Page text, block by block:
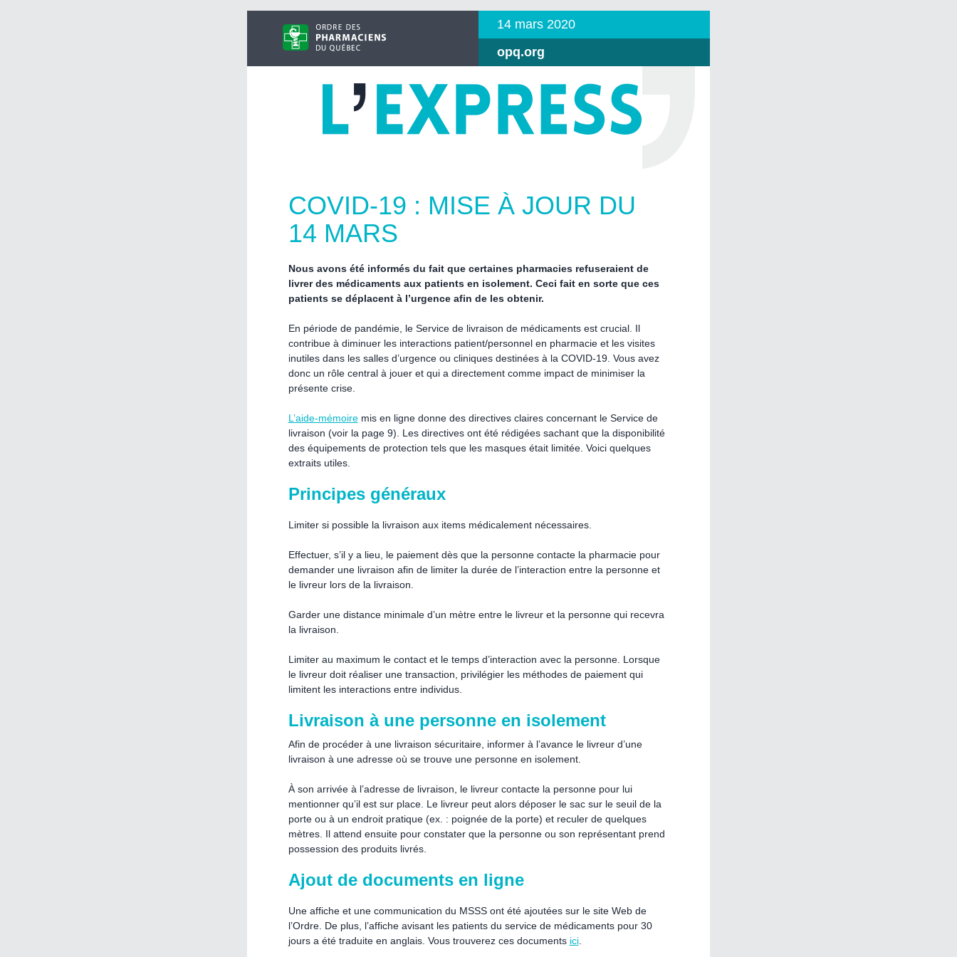
14 mars 2020
opq.org
COVID-19 : MISE À JOUR DU
14 MARS
Nous avons été informés du fait que certaines pharmacies refuseraient de
livrer des médicaments aux patients en isolement. Ceci fait en sorte que ces
patients se déplacent à l’urgence afin de les obtenir.
En période de pandémie, le Service de livraison de médicaments est crucial. Il
contribue à diminuer les interactions patient/personnel en pharmacie et les visites
inutiles dans les salles d’urgence ou cliniques destinées à la COVID-19. Vous avez
donc un rôle central à jouer et qui a directement comme impact de minimiser la
présente crise.
L’aide-mémoiremis en ligne donne des directives claires concernant le Service de
livraison (voir la page 9). Les directives ont été rédigées sachant que la disponibilité
des équipements de protection tels que les masques était limitée. Voici quelques
extraits utiles.
Principes généraux
Limiter si possible la livraison aux items médicalement nécessaires.
Effectuer, s’il y a lieu, le paiement dès que la personne contacte la pharmacie pour
demander une livraison afin de limiter la durée de l’interaction entre la personne et
le livreur lors de la livraison.
Garder une distance minimale d’un mètre entre le livreur et la personne qui recevra
la livraison.
Limiter au maximum le contact et le temps d’interaction avec la personne. Lorsque
le livreur doit réaliser une transaction, privilégier les méthodes de paiement qui
limitent les interactions entre individus.
Livraison à une personne en isolement
Afin de procéder à une livraison sécuritaire, informer à l’avance le livreur d’une
livraison à une adresse où se trouve une personne en isolement.
À son arrivée à l’adresse de livraison, le livreur contacte la personne pour lui
mentionner qu’il est sur place. Le livreur peut alors déposer le sac sur le seuil de la
porte ou à un endroit pratique (ex. : poignée de la porte) et reculer de quelques
mètres. Il attend ensuite pour constater que la personne ou son représentant prend
possession des produits livrés.
Ajout de documents en ligne
Une affiche et une communication du MSSS ont été ajoutées sur le site Web de
l’Ordre. De plus, l’affiche avisant les patients du service de médicaments pour 30
jours a été traduite en anglais. Vous trouverez ces documents ici.